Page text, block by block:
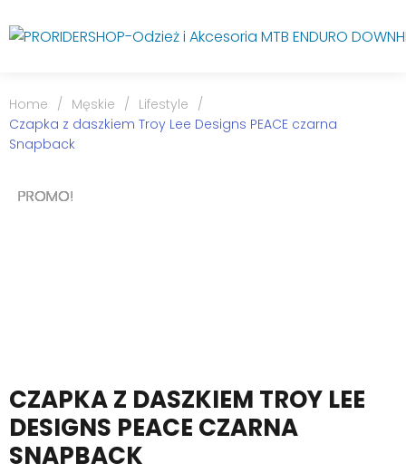
Home / Męskie / Lifestyle /
Czapka z daszkiem Troy Lee Designs PEACE czarna
Snapback
PROMO!
CZAPKA Z DASZKIEM TROY LEE
DESIGNS PEACE CZARNA
SNAPBACK
PROMO!
PROMO!
PROMO!
PROMO!
PROMO!
PROMO!